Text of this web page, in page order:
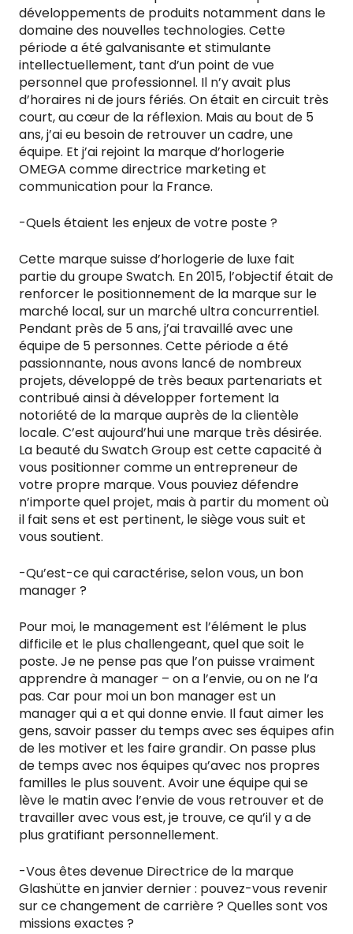
développements de produits notamment dans le
domaine des nouvelles technologies. Cette
période a été galvanisante et stimulante
intellectuellement, tant d’un point de vue
personnel que professionnel. Il n’y avait plus
d’horaires ni de jours fériés. On était en circuit très
court, au cœur de la réflexion. Mais au bout de 5
ans, j’ai eu besoin de retrouver un cadre, une
équipe. Et j’ai rejoint la marque d’horlogerie
OMEGA comme directrice marketing et
communication pour la France.
-Quels étaient les enjeux de votre poste ?
Cette marque suisse d’horlogerie de luxe fait
partie du groupe Swatch. En 2015, l’objectif était de
renforcer le positionnement de la marque sur le
marché local, sur un marché ultra concurrentiel.
Pendant près de 5 ans, j’ai travaillé avec une
équipe de 5 personnes. Cette période a été
passionnante, nous avons lancé de nombreux
projets, développé de très beaux partenariats et
contribué ainsi à développer fortement la
notoriété de la marque auprès de la clientèle
locale. C’est aujourd’hui une marque très désirée.
La beauté du Swatch Group est cette capacité à
vous positionner comme un entrepreneur de
votre propre marque. Vous pouviez défendre
n’importe quel projet, mais à partir du moment où
il fait sens et est pertinent, le siège vous suit et
vous soutient.
-Qu’est-ce qui caractérise, selon vous, un bon
manager ?
Pour moi, le management est l’élément le plus
difficile et le plus challengeant, quel que soit le
poste. Je ne pense pas que l’on puisse vraiment
apprendre à manager – on a l’envie, ou on ne l’a
pas. Car pour moi un bon manager est un
manager qui a et qui donne envie. Il faut aimer les
gens, savoir passer du temps avec ses équipes afin
de les motiver et les faire grandir. On passe plus
de temps avec nos équipes qu’avec nos propres
familles le plus souvent. Avoir une équipe qui se
lève le matin avec l’envie de vous retrouver et de
travailler avec vous est, je trouve, ce qu’il y a de
plus gratifiant personnellement.
-Vous êtes devenue Directrice de la marque
Glashütte en janvier dernier : pouvez-vous revenir
sur ce changement de carrière ? Quelles sont vos
missions exactes ?